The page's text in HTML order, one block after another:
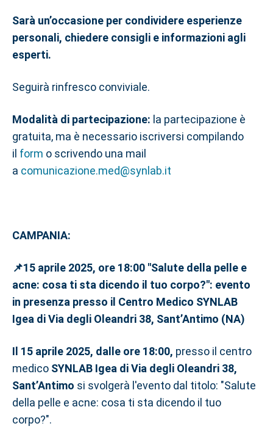
Sarà un’occasione per condividere esperienze
personali, chiedere consigli e informazioni agli
esperti.
Seguirà rinfresco conviviale.
Modalità di partecipazione: la partecipazione è
gratuita, ma è necessario iscriversi compilando
il form o scrivendo una mail
a comunicazione.med@synlab.it
CAMPANIA:
📌15 aprile 2025, ore 18:00 "Salute della pelle e
acne: cosa ti sta dicendo il tuo corpo?": evento
in presenza presso il Centro Medico SYNLAB
Igea di Via degli Oleandri 38, Sant’Antimo (NA)
Il 15 aprile 2025, dalle ore 18:00, presso il centro
medico SYNLAB Igea di Via degli Oleandri 38,
Sant’Antimo si svolgerà l'evento dal titolo: "Salute
della pelle e acne: cosa ti sta dicendo il tuo
corpo?".